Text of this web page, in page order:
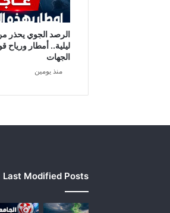
الرصد الجوي يحذر
ليلية.. أمطار ورياح
الجهات
منذ يومين
Last Modified Posts